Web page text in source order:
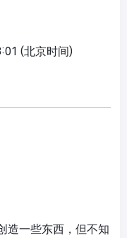
(北京时间)
造一些东西，但不知